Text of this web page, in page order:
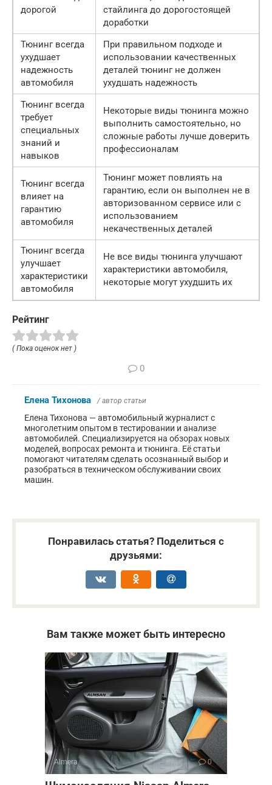
дорогой
стайлинга до дорогостоящей
доработки
Тюнинг всегда
ухудшает
надежность
автомобиля
При правильном подходе и
использовании качественных
деталей тюнинг не должен
ухудшать надежность
Тюнинг всегда
требует
специальных
знаний и
навыков
Некоторые виды тюнинга можно
выполнить самостоятельно, но
сложные работы лучше доверить
профессионалам
Тюнинг всегда
влияет на
гарантию
автомобиля
Тюнинг может повлиять на
гарантию, если он выполнен не в
авторизованном сервисе или с
использованием
некачественных деталей
Тюнинг всегда
улучшает
характеристики
автомобиля
Не все виды тюнинга улучшают
характеристики автомобиля,
некоторые могут ухудшить их
Рейтинг
( Пока оценок нет )
0
Елена Тихонова / автор статьи
Елена Тихонова — автомобильный журналист с
многолетним опытом в тестировании и анализе
автомобилей. Специализируется на обзорах новых
моделей, вопросах ремонта и тюнинга. Её статьи
помогают читателям сделать осознанный выбор и
разобраться в техническом обслуживании своих
машин.
Понравилась статья? Поделиться с
друзьями:
Вам также может быть интересно
Almera 0